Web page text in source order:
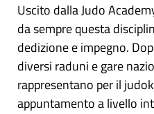
Uscito dalla Judo
da sempre questa
dedizione e impegno.
diversi raduni e gare
rappresentano per il
appuntamento a livello